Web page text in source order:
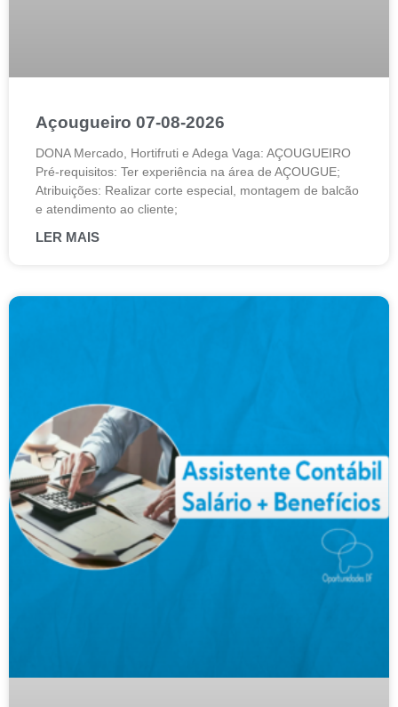
Açougueiro 07-08-2026
DONA Mercado, Hortifruti e Adega Vaga: AÇOUGUEIRO
Pré-requisitos: Ter experiência na área de AÇOUGUE;
Atribuições: Realizar corte especial, montagem de balcão
e atendimento ao cliente;
LER MAIS